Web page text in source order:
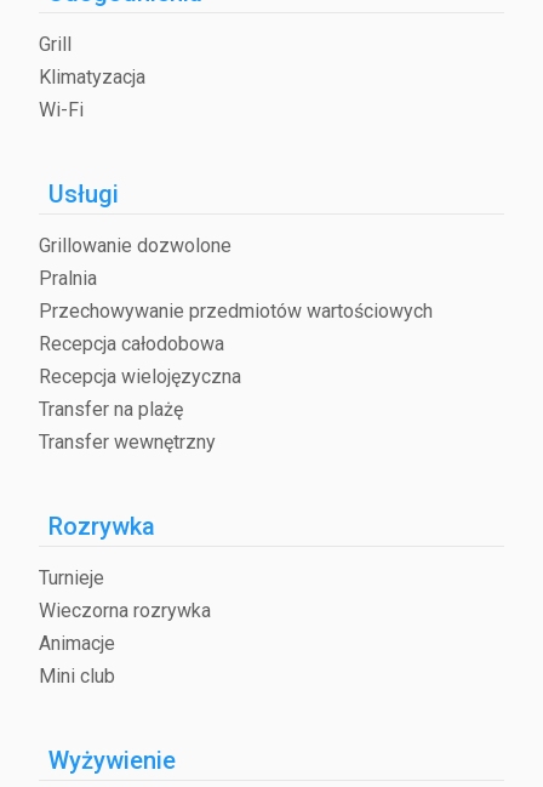
Grill
Klimatyzacja
Wi-Fi
Usługi
Grillowanie dozwolone
Pralnia
Przechowywanie przedmiotów wartościowych
Recepcja całodobowa
Recepcja wielojęzyczna
Transfer na plażę
Transfer wewnętrzny
Rozrywka
Turnieje
Wieczorna rozrywka
Animacje
Mini club
Wyżywienie